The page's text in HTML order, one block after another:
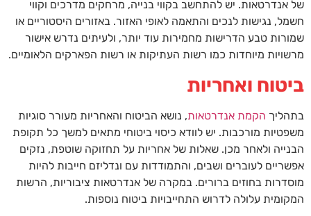
של אנדרטאות. יש להתחשב בקווי בנייה, מרחקים מדרכים וקווי
חשמל, נגישות לנכים והתאמה לאופי האזור. באזורים היסטוריים או
שמורות טבע הדרישות מחמירות עוד יותר, ולעיתים נדרש אישור
מרשויות מיוחדות כמו רשות העתיקות או רשות הפארקים הלאומיים.
ביטוח ואחריות
בתהליך הקמת אנדרטאות, נושא הביטוח והאחריות מעורר סוגיות
משפטיות מורכבות. יש לוודא כיסוי ביטוחי מתאים למשך כל תקופת
הבנייה ולאחר מכן. שאלות של אחריות על תחזוקה שוטפת, נזקים
אפשריים לעוברים ושבים, והתמודדות עם ונדליזם חייבות להיות
מוסדרות בחוזים ברורים. במקרה של אנדרטאות ציבוריות, הרשות
המקומית עלולה לדרוש התחייבויות ביטוח נוספות.